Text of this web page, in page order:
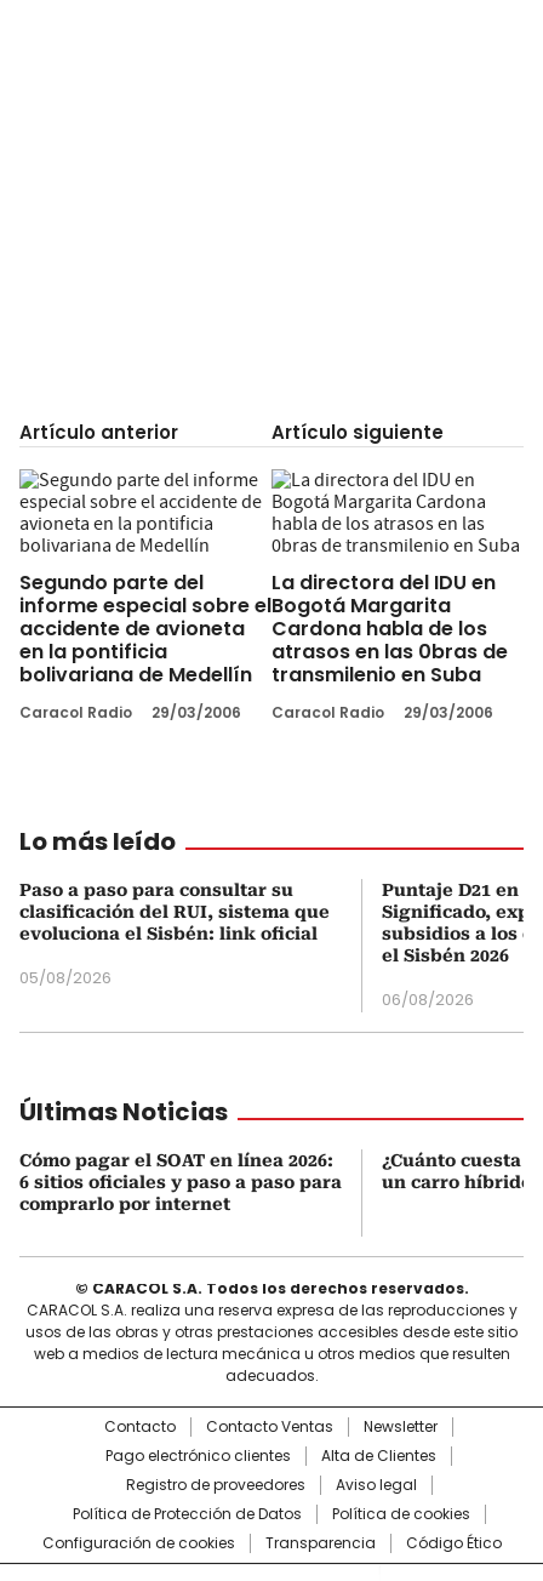
Artículo anterior
Segundo parte del
informe especial sobre el
accidente de avioneta
en la pontificia
bolivariana de Medellín
Caracol Radio 29/03/2006
Artículo siguiente
La directora del IDU en
Bogotá Margarita
Cardona habla de los
atrasos en las 0bras de
transmilenio en Suba
Caracol Radio 29/03/2006
Lo más leído
Paso a paso para consultar su
clasificación del RUI, sistema que
evoluciona el Sisbén: link oficial
05/08/2026
Puntaje D21 en
Significado,
subsidios a los
el Sisbén 2026
06/08/2026
Últimas Noticias
Cómo pagar el SOAT en línea 2026:
6 sitios oficiales y paso a paso para
comprarlo por internet
¿Cuánto cuesta
un carro híbrido
© CARACOL S.A. Todos los derechos reservados.
CARACOL S.A. realiza una reserva expresa de las reproducciones y
usos de las obras y otras prestaciones accesibles desde este sitio
web a medios de lectura mecánica u otros medios que resulten
adecuados.
Contacto Contacto Ventas
Newsletter
Pago electrónico clientes
Alta de Clientes
Registro de proveedores
Aviso legal
Política de Protección de Datos
Política de cookies
Configuración de cookies
Transparencia Código Ético